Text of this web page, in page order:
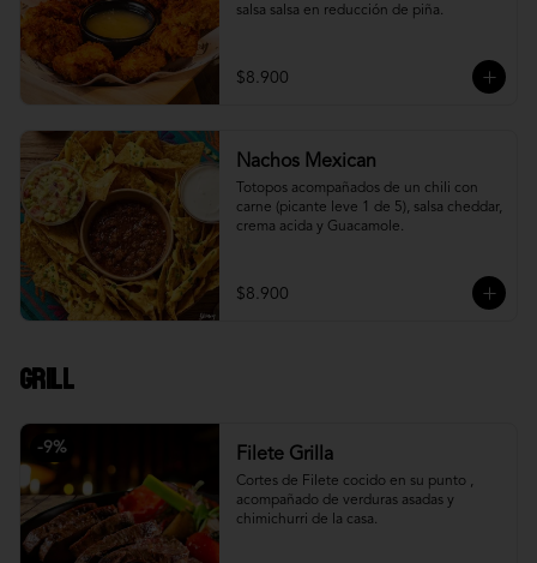
salsa salsa en reducción de piña.
$8.900
Nachos Mexican
Totopos acompañados de un chili con
carne (picante leve 1 de 5), salsa cheddar,
crema acida y Guacamole.
$8.900
Grill
-9% Filete Grilla
Cortes de Filete cocido en su punto ,
acompañado de verduras asadas y
chimichurri de la casa.